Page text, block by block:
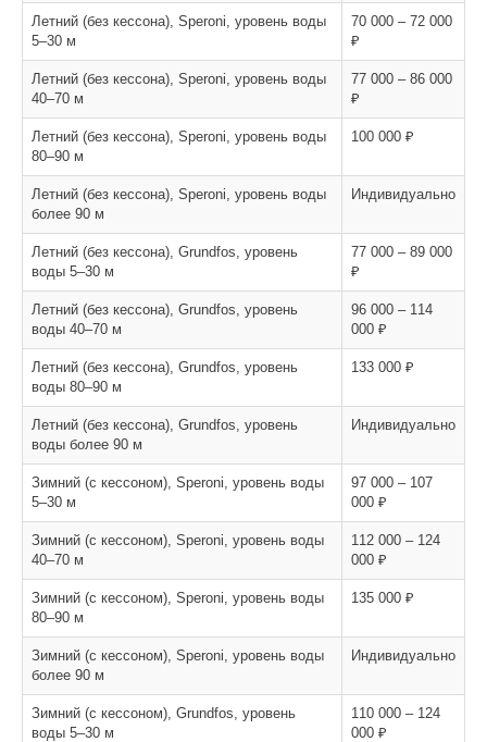
Летний (без кессона), Speroni, уровень воды
5–30 м
70 000 – 72 000
₽
Летний (без кессона), Speroni, уровень воды
40–70 м
77 000 – 86 000
₽
Летний (без кессона), Speroni, уровень воды
80–90 м
100 000 ₽
Летний (без кессона), Speroni, уровень воды
более 90 м
Индивидуально
Летний (без кессона), Grundfos, уровень
воды 5–30 м
77 000 – 89 000
₽
Летний (без кессона), Grundfos, уровень
воды 40–70 м
96 000 – 114
000 ₽
Летний (без кессона), Grundfos, уровень
воды 80–90 м
133 000 ₽
Летний (без кессона), Grundfos, уровень
воды более 90 м
Индивидуально
Зимний (с кессоном), Speroni, уровень воды
5–30 м
97 000 – 107
000 ₽
Зимний (с кессоном), Speroni, уровень воды
40–70 м
112 000 – 124
000 ₽
Зимний (с кессоном), Speroni, уровень воды
80–90 м
135 000 ₽
Зимний (с кессоном), Speroni, уровень воды
более 90 м
Индивидуально
Зимний (с кессоном), Grundfos, уровень
воды 5–30 м
110 000 – 124
000 ₽